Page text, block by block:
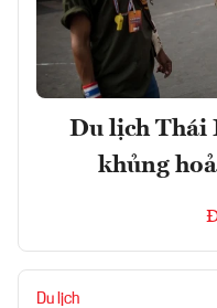
Du lịch Thái
khủng
Du lịch